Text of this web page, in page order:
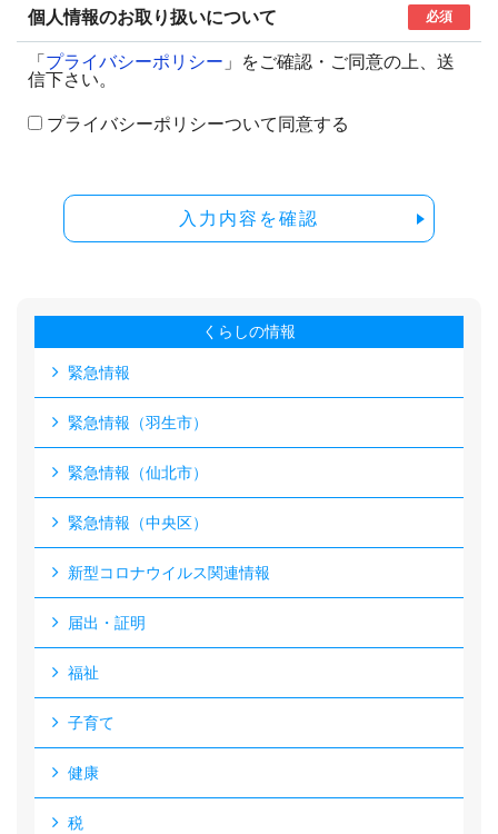
個人情報のお取り扱いについて 必須
「 プライバシーポリシー 」をご確認・ご同意の上、送
信下さい。
プライバシーポリシーついて同意する
入力内容を確認
くらしの情報
緊急情報
緊急情報（羽生市）
緊急情報（仙北市）
緊急情報（中央区）
新型コロナウイルス関連情報
届出・証明
福祉
子育て
健康
税